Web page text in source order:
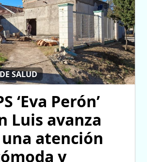
SALUD
‘Eva Perón’
Luis avanza
atención
y